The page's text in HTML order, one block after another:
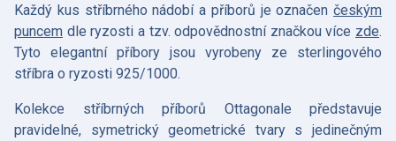
Každý kus stříbrného nádobí a příborů je označen českým
puncem dle ryzosti a tzv. odpovědnostní značkou více zde.
Tyto elegantní příbory jsou vyrobeny ze sterlingového
stříbra o ryzosti 925/1000.
Kolekce stříbrných příborů Ottagonale představuje
pravidelné, symetrický geometrické tvary s jedinečným